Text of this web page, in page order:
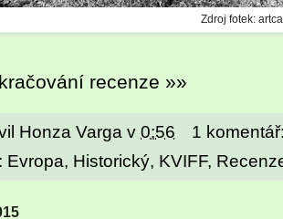
Zdroj fotek:
recenze »»
Honza Varga v 0:56
1
Evropa, Historický, KVIFF,